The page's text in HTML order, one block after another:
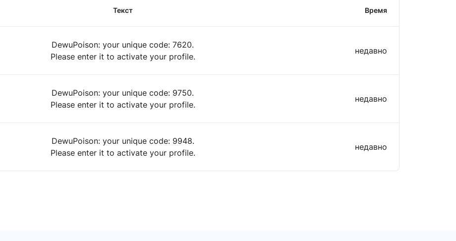
Текст Время
DewuPoison: your unique code: 7620.
Please enter it to activate your profile.
недавно
DewuPoison: your unique code: 9750.
Please enter it to activate your profile.
недавно
DewuPoison: your unique code: 9948.
Please enter it to activate your profile.
недавно